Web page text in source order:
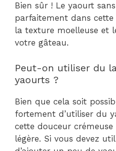
Bien sûr ! Le yaourt
parfaitement dans
la texture moelleuse et
votre gâteau.
Peut-on utiliser du
yaourts ?
Bien que cela soit
fortement d’utiliser du
cette douceur
légère. Si vous devez